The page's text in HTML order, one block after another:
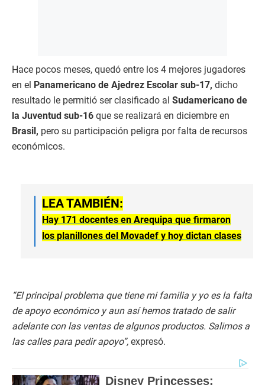
Hace pocos meses, quedó entre los 4 mejores jugadores
en el Panamericano de Ajedrez Escolar sub-17, dicho
resultado le permitió ser clasificado al Sudamericano de
la Juventud sub-16 que se realizará en diciembre en
Brasil, pero su participación peligra por falta de recursos
económicos.
LEA TAMBIÉN:
Hay 171 docentes en Arequipa que firmaron
los planillones del Movadef y hoy dictan clases
“El principal problema que tiene mi familia y yo es la falta
de apoyo económico y aun así hemos tratado de salir
adelante con las ventas de algunos productos. Salimos a
las calles para pedir apoyo”, expresó.